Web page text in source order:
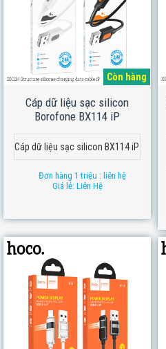
Còn hàng
Cáp dữ liệu sạc silicon
Borofone BX114 iP
Cáp dữ liệu sạc silicon BX114 iP
Đơn hàng 1 triệu : liên hệ
Giá lẻ: Liên Hệ